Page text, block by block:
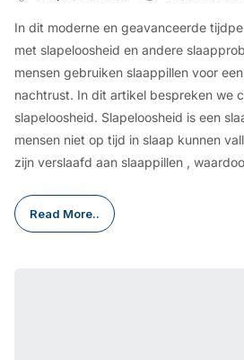
In dit moderne en geavanceerde
met slapeloosheid en andere
mensen gebruiken slaappillen voor
nachtrust. In dit artikel bespreken we
slapeloosheid. Slapeloosheid is een
mensen niet op tijd in slaap kunnen
zijn verslaafd aan slaappillen ,
Read More..